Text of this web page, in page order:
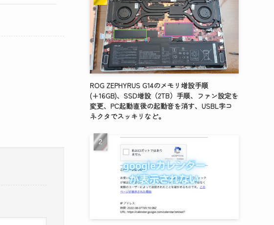
ROG ZEPHYRUS G14のメモリ増設手順
(+16GB)、SSD増設（2TB）手順、ファン設定を
変更、PC起動直後の起動音を消す、USBL字コ
ネクタでスッキリなど。